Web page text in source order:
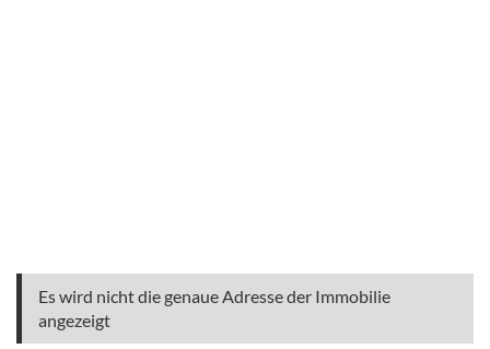
Es wird nicht die genaue Adresse der Immobilie
angezeigt